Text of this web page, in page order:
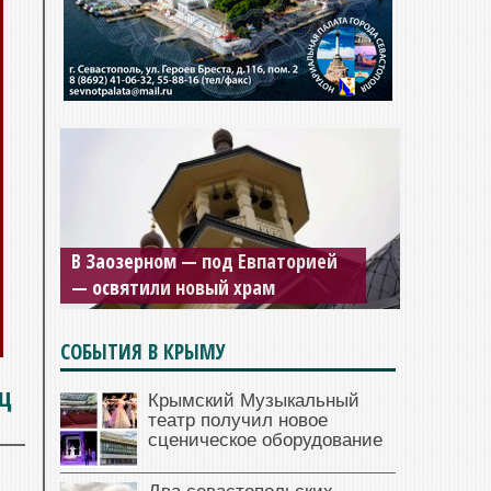
В Заозерном — под Евпаторией
— освятили новый храм
Мужской монастырь Косьмы и
Дамиана в Крыму вновь открыт
для посещения
СОБЫТИЯ В КРЫМУ
Крымский Музыкальный
театр получил новое
сценическое оборудование